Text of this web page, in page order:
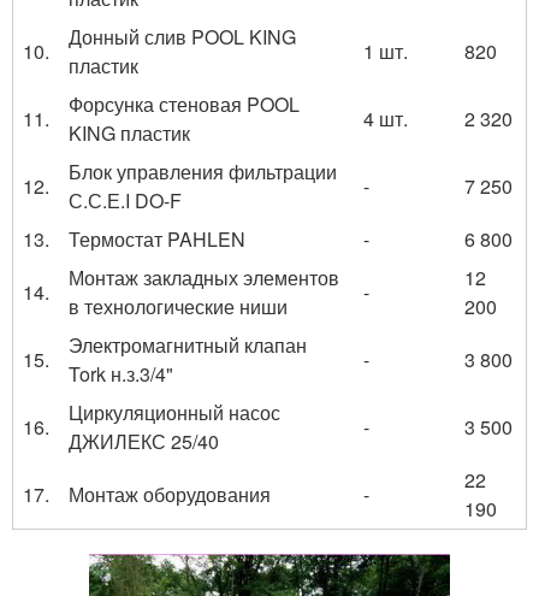
10.
Донный слив POOL KING
пластик
1 шт. 820
11.
Форсунка стеновая POOL
KING пластик
4 шт. 2 320
12.
Блок управления фильтрации
С.С.Е.I DO-F
-
7 250
13.
Термостат PAHLEN -
6 800
14.
Монтаж закладных элементов
в технологические ниши
-
12
200
15.
Электромагнитный клапан
Tork н.з.3/4"
- 3 800
16.
Циркуляционный насос
ДЖИЛЕКС 25/40
- 3 500
17. Монтаж оборудования -
22
190